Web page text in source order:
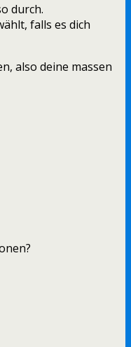
durch.
falls es dich
also deine massen